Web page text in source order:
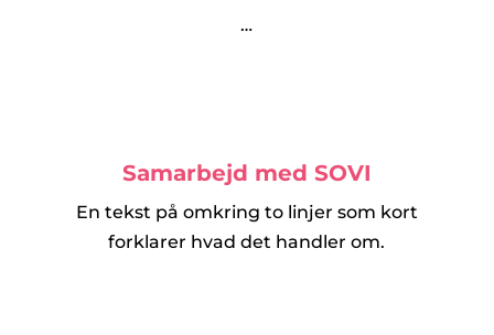
…
Samarbejd med SOVI
En tekst på omkring to linjer som kort
forklarer hvad det handler om.